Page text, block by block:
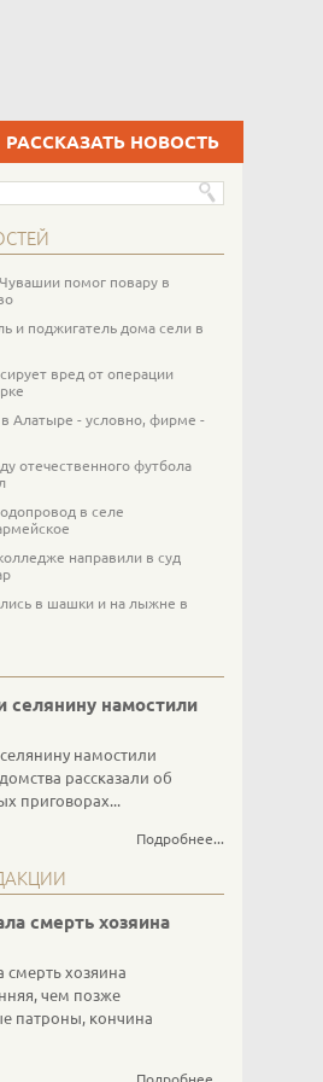
РАССКАЗАТЬ НОВОСТЬ
помог повару в
и поджигатель дома сели в
вред от операции
Алатыре - условно, фирме -
отечественного футбола
в селе
направили в суд
в шашки и на лыжне в
селянину намостили
намостили
рассказали об
приговорах...
Подробнее...
смерть хозяина
хозяина
чем позже
патроны, кончина